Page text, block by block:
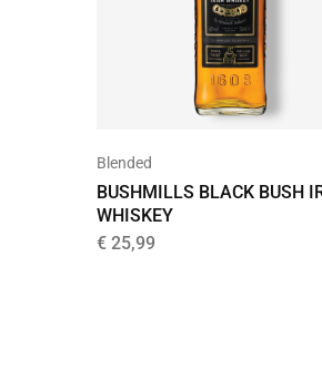
Blended
BUSHMILLS BLACK BUSH
WHISKEY
€ 25,99